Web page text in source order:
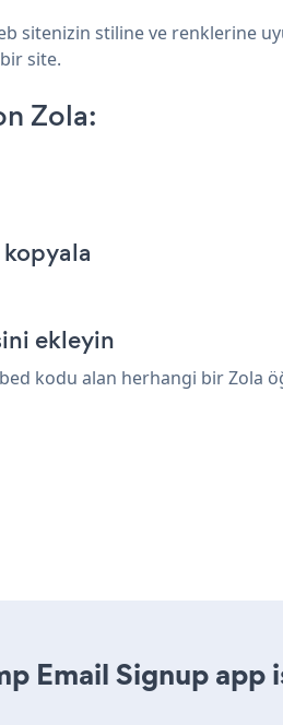
sitenizin stiline ve renklerine
site.
Zola:
ekleyin
kodu alan herhangi bir Zola
Email Signup app